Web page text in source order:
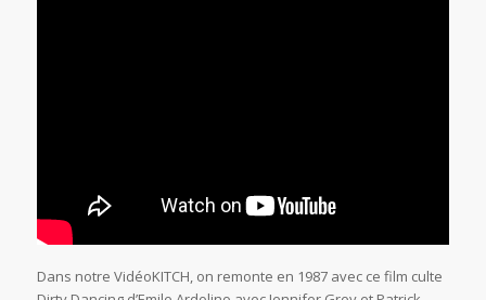
Dans notre VidéoKITCH, on remonte en 1987 avec ce film culte